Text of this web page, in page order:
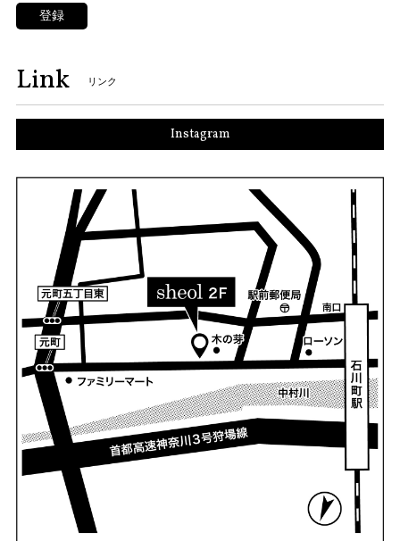
登録
Link リンク
Instagram